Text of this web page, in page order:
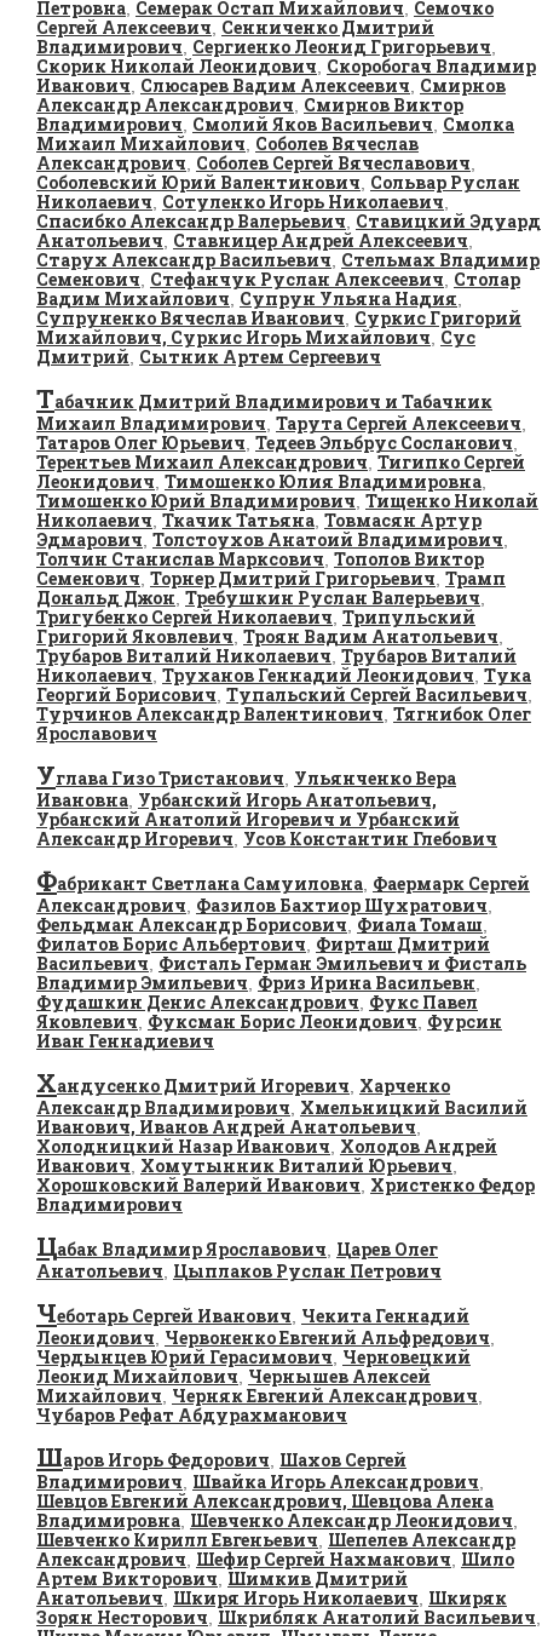
Петровна, Семерак Остап Михайлович, Семочко
Сергей Алексеевич, Сенниченко Дмитрий
Владимирович, Сергиенко Леонид Григорьевич,
Скорик Николай Леонидович, Скоробогач Владимир
Иванович, Слюсарев Вадим Алексеевич, Смирнов
Александр Александрович, Смирнов Виктор
Владимирович, Смолий Яков Васильевич, Смолка
Михаил Михайлович, Соболев Вячеслав
Александрович, Соболев Сергей Вячеславович,
Соболевский Юрий Валентинович, Сольвар Руслан
Николаевич, Сотуленко Игорь Николаевич,
Спасибко Александр Валерьевич, Ставицкий Эдуард
Анатольевич, Ставницер Андрей Алексеевич,
Старух Александр Васильевич, Стельмах Владимир
Семенович, Стефанчук Руслан Алексеевич, Столар
Вадим Михайлович, Супрун Ульяна Надия,
Супруненко Вячеслав Иванович, Суркис Григорий
Михайлович, Суркис Игорь Михайлович, Сус
Дмитрий, Сытник Артем Сергеевич
Табачник Дмитрий Владимирович и Табачник
Михаил Владимирович, Тарута Сергей Алексеевич,
Татаров Олег Юрьевич, Тедеев Эльбрус Сосланович,
Терентьев Михаил Александрович, Тигипко Сергей
Леонидович, Тимошенко Юлия Владимировна,
Тимошенко Юрий Владимирович, Тищенко Николай
Николаевич, Ткачик Татьяна, Товмасян Артур
Эдмарович, Толстоухов Анатоий Владимирович,
Толчин Станислав Марксович, Тополов Виктор
Семенович, Торнер Дмитрий Григорьевич, Трамп
Дональд Джон, Требушкин Руслан Валерьевич,
Тригубенко Сергей Николаевич, Трипульский
Григорий Яковлевич, Троян Вадим Анатольевич,
Трубаров Виталий Николаевич, Трубаров Виталий
Николаевич, Труханов Геннадий Леонидович, Тука
Георгий Борисович, Тупальский Сергей Васильевич,
Турчинов Александр Валентинович, Тягнибок Олег
Ярославович
Углава Гизо Тристанович, Ульянченко Вера
Ивановна, Урбанский Игорь Анатольевич,
Урбанский Анатолий Игоревич и Урбанский
Александр Игоревич, Усов Константин Глебович
Фабрикант Светлана Самуиловна, Фаермарк Сергей
Александрович, Фазилов Бахтиор Шухратович,
Фельдман Александр Борисович, Фиала Томаш,
Филатов Борис Альбертович, Фирташ Дмитрий
Васильевич, Фисталь Герман Эмильевич и Фисталь
Владимир Эмильевич, Фриз Ирина Васильевн,
Фудашкин Денис Александрович, Фукс Павел
Яковлевич, Фуксман Борис Леонидович, Фурсин
Иван Геннадиевич
Хандусенко Дмитрий Игоревич, Харченко
Александр Владимирович, Хмельницкий Василий
Иванович, Иванов Андрей Анатольевич,
Холодницкий Назар Иванович, Холодов Андрей
Иванович, Хомутынник Виталий Юрьевич,
Хорошковский Валерий Иванович, Христенко Федор
Владимирович
Цабак Владимир Ярославович, Царев Олег
Анатольевич, Цыплаков Руслан Петрович
Чеботарь Сергей Иванович, Чекита Геннадий
Леонидович, Червоненко Евгений Альфредович,
Чердынцев Юрий Герасимович, Черновецкий
Леонид Михайлович, Чернышев Алексей
Михайлович, Черняк Евгений Александрович,
Чубаров Рефат Абдурахманович
Шаров Игорь Федорович, Шахов Сергей
Владимирович, Швайка Игорь Александрович,
Шевцов Евгений Александрович, Шевцова Алена
Владимировна, Шевченко Александр Леонидович,
Шевченко Кирилл Евгеньевич, Шепелев Александр
Александрович, Шефир Сергей Нахманович, Шило
Артем Викторович, Шимкив Дмитрий
Анатольевич, Шкиря Игорь Николаевич, Шкиряк
Зорян Несторович, Шкрибляк Анатолий Васильевич,